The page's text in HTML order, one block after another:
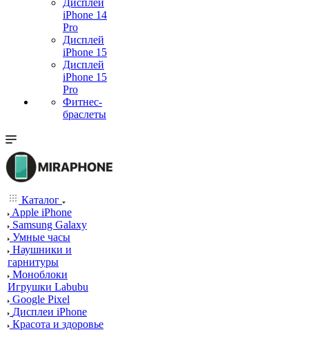
Дисплей
iPhone 14
Pro
Дисплей
iPhone 15
Дисплей
iPhone 15
Pro
Фитнес-
браслеты
Каталог
Apple iPhone
Samsung Galaxy
Умные часы
Наушники и
гарнитуры
Моноблоки
Игрушки Labubu
Google Pixel
Дисплеи iPhone
Красота и здоровье